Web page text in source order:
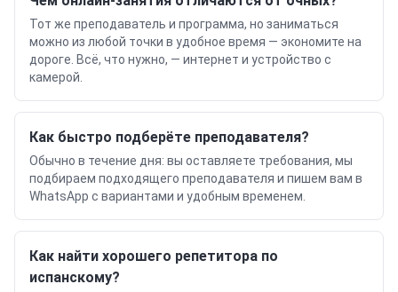
Тот же преподаватель и программа, но заниматься
можно из любой точки в удобное время — экономите на
дороге. Всё, что нужно, — интернет и устройство с
камерой.
Как быстро подберёте преподавателя?
Обычно в течение дня: вы оставляете требования, мы
подбираем подходящего преподавателя и пишем вам в
WhatsApp с вариантами и удобным временем.
Как найти хорошего репетитора по
испанскому?